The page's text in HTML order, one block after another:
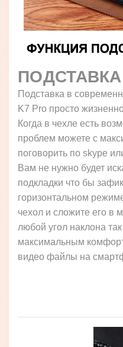
ПОДСТАВКА
Подставка в
K7 Pro просто
Когда в чехле есть
проблем можете с
поговорить по skype
Вам не нужно будет
подкладки что бы
горизонтальном
чехол и сложите его в
любой угол наклона
максимальным
видео файлы на